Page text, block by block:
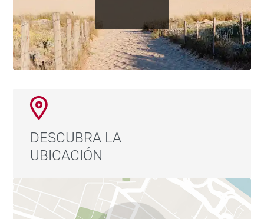
DESCUBRA LA
UBICACIÓN